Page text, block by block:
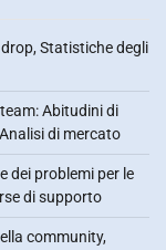
Statistiche degli
Abitudini di
di mercato
dei problemi per le
di supporto
community,